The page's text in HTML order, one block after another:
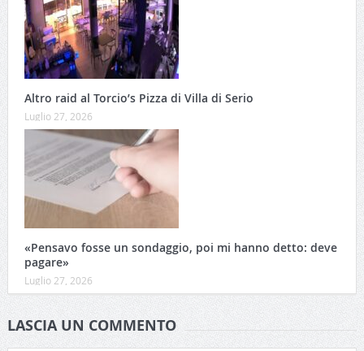
Altro raid al Torcio’s Pizza di Villa di Serio
Luglio 27, 2026
«Pensavo fosse un sondaggio, poi mi hanno detto: deve
pagare»
Luglio 27, 2026
LASCIA UN COMMENTO